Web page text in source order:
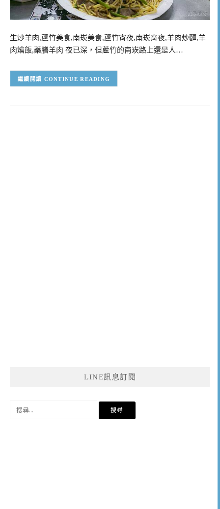
生炒羊肉,蘆竹美食,南崁美食,蘆竹宵夜,南崁宵夜,羊肉炒麵,羊
肉燴飯,藥膳羊肉 夜已深，但蘆竹的南崁路上還是人…
CONTINUE READING
LINE訊息訂閱